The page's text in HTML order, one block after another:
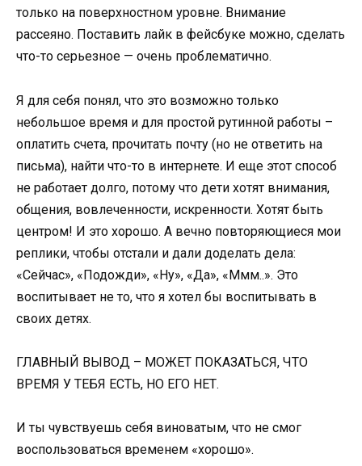
только на поверхностном уровне. Внимание
рассеяно. Поставить лайк в фейсбуке можно, сделать
что-то серьезное — очень проблематично.
Я для себя понял, что это возможно только
небольшое время и для простой рутинной работы –
оплатить счета, прочитать почту (но не ответить на
письма), найти что-то в интернете. И еще этот способ
не работает долго, потому что дети хотят внимания,
общения, вовлеченности, искренности. Хотят быть
центром! И это хорошо. А вечно повторяющиеся мои
реплики, чтобы отстали и дали доделать дела:
«Сейчас», «Подожди», «Ну», «Да», «Ммм..». Это
воспитывает не то, что я хотел бы воспитывать в
своих детях.
ГЛАВНЫЙ ВЫВОД – МОЖЕТ ПОКАЗАТЬСЯ, ЧТО
ВРЕМЯ У ТЕБЯ ЕСТЬ, НО ЕГО НЕТ.
И ты чувствуешь себя виноватым, что не смог
воспользоваться временем «хорошо».